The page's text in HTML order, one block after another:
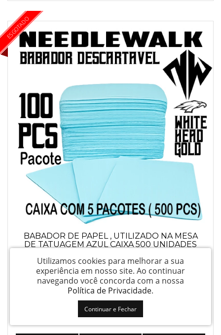
ESGOTADO
BABADOR DE PAPEL , UTILIZADO NA MESA
DE TATUAGEM AZUL CAIXA 500 UNIDADES
Utilizamos cookies para melhorar a sua
experiência em nosso site. Ao continuar
navegando você concorda com a nossa
Política de Privacidade.
Continuar e Fechar